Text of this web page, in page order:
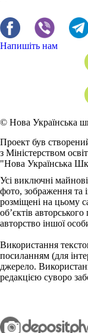
Напишіть нам
© Нова Українська
Проект був
з Міністерством
"Нова Українська
Усі виключні
фото, зображення та
розміщені на цьому
об’єктів
авторство іншої
Використання
посиланням (для
джерело.
редакцією суворо